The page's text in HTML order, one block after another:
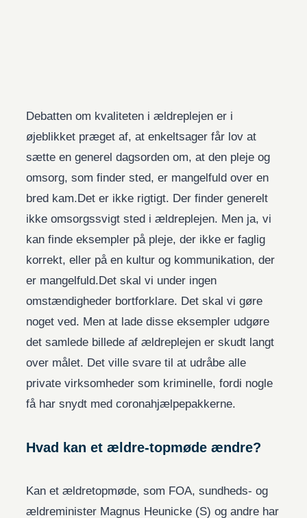
Debatten om kvaliteten i ældreplejen er i
øjeblikket præget af, at enkeltsager får lov at
sætte en generel dagsorden om, at den pleje og
omsorg, som finder sted, er mangelfuld over en
bred kam.Det er ikke rigtigt. Der finder generelt
ikke omsorgssvigt sted i ældreplejen. Men ja, vi
kan finde eksempler på pleje, der ikke er faglig
korrekt, eller på en kultur og kommunikation, der
er mangelfuld.Det skal vi under ingen
omstændigheder bortforklare. Det skal vi gøre
noget ved. Men at lade disse eksempler udgøre
det samlede billede af ældreplejen er skudt langt
over målet. Det ville svare til at udråbe alle
private virksomheder som kriminelle, fordi nogle
få har snydt med coronahjælpepakkerne.
Hvad kan et ældre-topmøde ændre?
Kan et ældretopmøde, som FOA, sundheds- og
ældreminister Magnus Heunicke (S) og andre har